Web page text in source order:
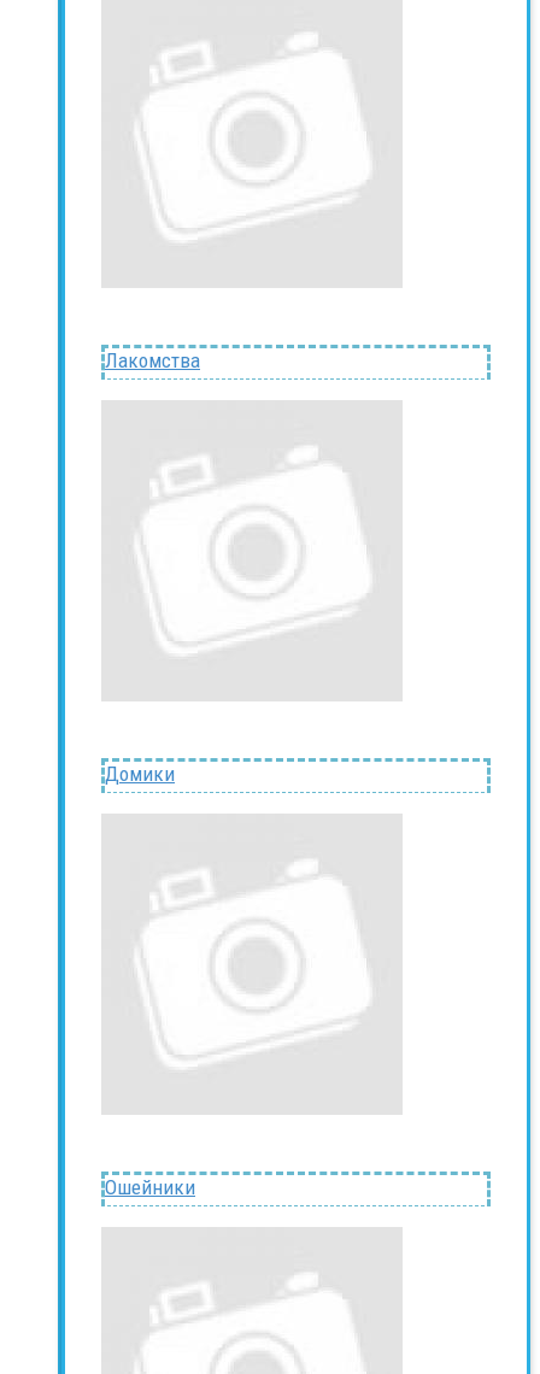
Лакомства
Домики
Ошейники